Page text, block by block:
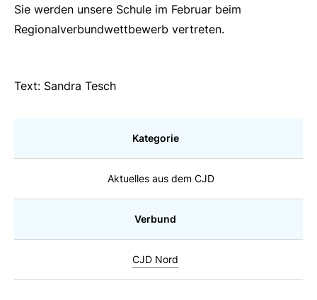
Sie werden unsere Schule im Februar beim
Regionalverbundwettbewerb vertreten.
Text: Sandra Tesch
Kategorie
Aktuelles aus dem CJD
Verbund
CJD Nord